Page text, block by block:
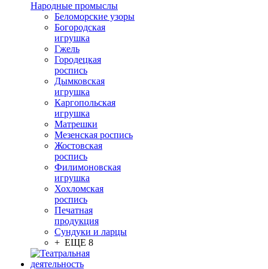
Народные промыслы
Беломорские узоры
Богородская
игрушка
Гжель
Городецкая
роспись
Дымковская
игрушка
Каргопольская
игрушка
Матрешки
Мезенская роспись
Жостовская
роспись
Филимоновская
игрушка
Хохломская
роспись
Печатная
продукция
Сундуки и ларцы
+ ЕЩЕ 8